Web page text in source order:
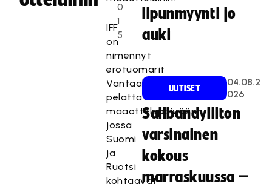
0
1
5
IFF
on
nimennyt
erotuomarit
Vantaalla
pelattavaan
maaottelupäivään,
jossa
Suomi
ja
Ruotsi
kohtaavat
lipunmyynti jo
auki
UUTISET
04.08.2
026
Salibandyliiton
varsinainen
kokous
marraskuussa –